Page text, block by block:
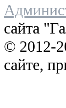
сайта
© 2012-
сайте,